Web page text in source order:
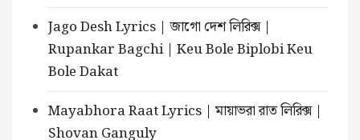
Jago Desh Lyrics | জাগো দেশ লিরিক্স |
Rupankar Bagchi | Keu Bole Biplobi Keu
Bole Dakat
Mayabhora Raat Lyrics | মায়াভরা রাত লিরিক্স |
Shovan Ganguly